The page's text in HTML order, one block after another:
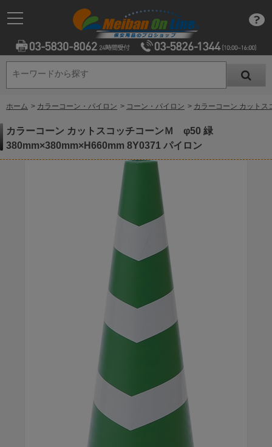
キーワードから探す
キーワードから探す
ホーム > カラーコーン・パイロン > コーン・パイロン > カラーコーン カット
カラーコーン カットスコッチコーンＭ φ50 緑
380mm×380mm×H660mm 8Y0371 パイロン